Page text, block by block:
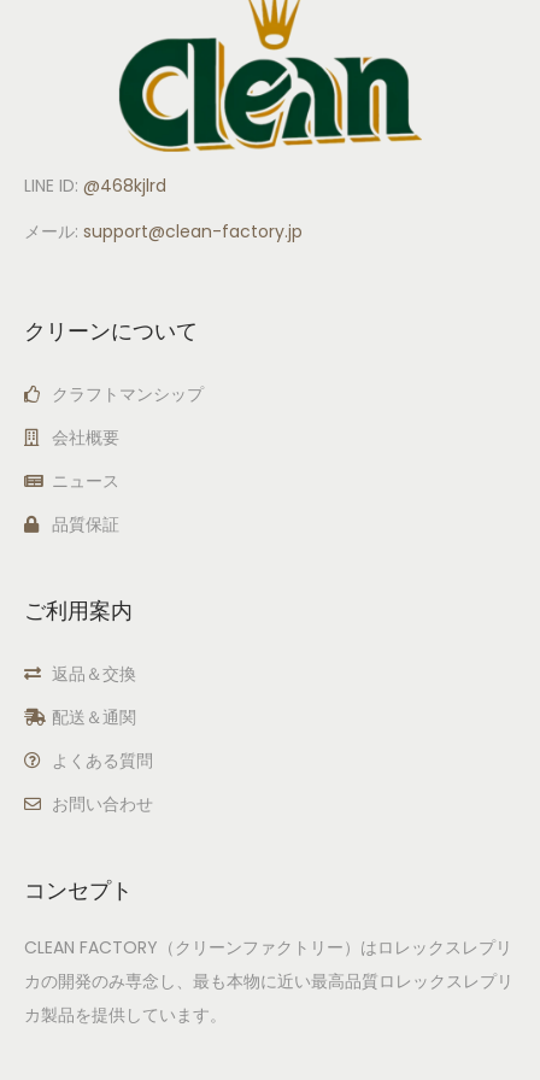
LINE ID: @468kjlrd
メール: support@clean-factory.jp
クリーンについて
クラフトマンシップ
会社概要
ニュース
品質保証
ご利用案内
返品＆交換
配送＆通関
よくある質問
お問い合わせ
コンセプト
CLEAN FACTORY（クリーンファクトリー）はロレックスレプリ
カの開発のみ専念し、最も本物に近い最高品質ロレックスレプリ
カ製品を提供しています。